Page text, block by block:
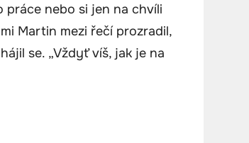
nebo si jen na chvíli
Martin mezi řečí prozradil,
se. „Vždyť víš, jak je na